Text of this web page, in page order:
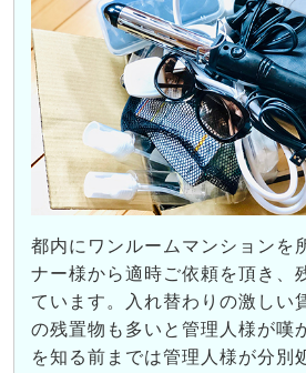
都内にワンルームマンションを
ナー様から適時ご依頼を頂き、
ています。入れ替わりの激しい
の残置物も多いと管理人様が嘆
を知る前までは管理人様が分別